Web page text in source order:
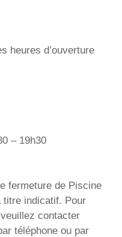
heures d’ouverture
– 19h30
fermeture de Piscine
titre indicatif. Pour
contacter
téléphone ou par